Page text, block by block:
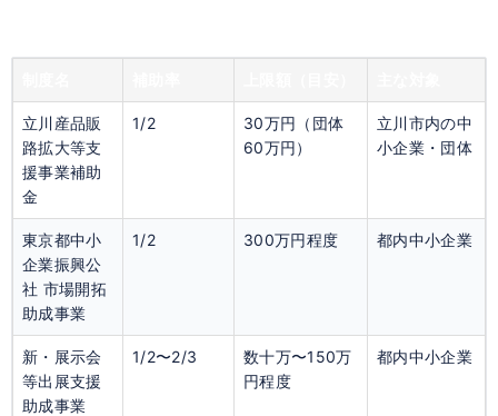
立川産品販
路拡大等支
援事業補助
金
1/2
30万円（団体
60万円）
立川市内の中
小企業・団体
東京都中小
企業振興公
社 市場開拓
助成事業
1/2 300万円程度 都内中小企業
新・展示会
等出展支援
助成事業
1/2〜2/3
数十万〜150万
円程度
都内中小企業